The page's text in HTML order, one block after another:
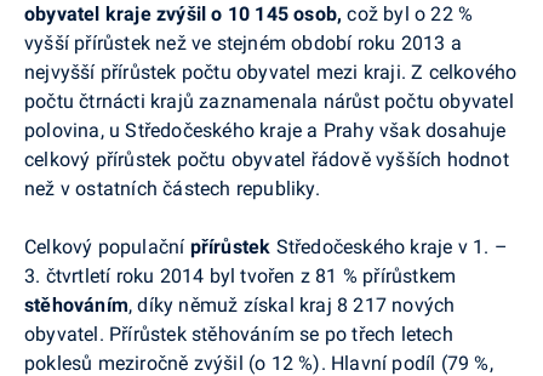
obyvatel kraje zvýšil o 10 145 osob,což byl o 22 %
vyšší přírůstek než ve stejném období roku 2013 a
nejvyšší přírůstek počtu obyvatel mezi kraji. Z celkového
počtu čtrnácti krajů zaznamenala nárůst počtu obyvatel
polovina, u Středočeského kraje a Prahy však dosahuje
celkový přírůstek počtu obyvatel řádově vyšších hodnot
než v ostatních částech republiky.
Celkový populační přírůstek Středočeského kraje v 1. –
3. čtvrtletí roku 2014 byl tvořen z 81 % přírůstkem
stěhováním, díky němuž získal kraj 8 217 nových
obyvatel. Přírůstek stěhováním se po třech letech
poklesů meziročně zvýšil (o 12 %). Hlavní podíl (79 %,